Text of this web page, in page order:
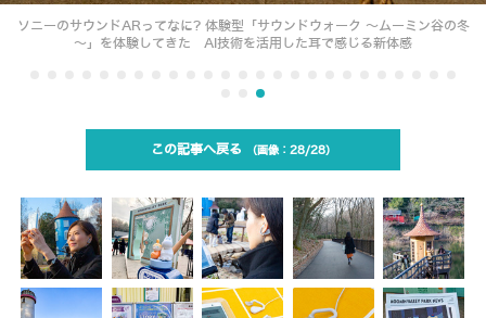
ソニーのサウンドARってなに? 体験型「サウンドウォーク ～ムーミン谷の冬
～」を体験してきた AI技術を活用した耳で感じる新体感
この記事へ戻る 28/28